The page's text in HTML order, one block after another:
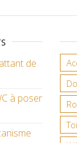
de
à poser